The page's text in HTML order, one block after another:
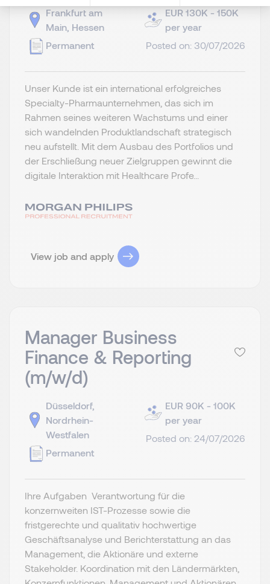
Frankfurt am
Main, Hessen
Permanent
EUR 130K - 150K
per year
Posted on: 30/07/2026
Unser Kunde ist ein international erfolgreiches
Specialty-Pharmaunternehmen, das sich im
Rahmen seines weiteren Wachstums und einer
sich wandelnden Produktlandschaft strategisch
neu aufstellt. Mit dem Ausbau des Portfolios und
der Erschließung neuer Zielgruppen gewinnt die
digitale Interaktion mit Healthcare Profe...
View job and apply
Manager Business
Finance & Reporting
(m/w/d)
Düsseldorf,
Nordrhein-
Westfalen
Permanent
EUR 90K - 100K
per year
Posted on: 24/07/2026
Ihre Aufgaben Verantwortung für die
konzernweiten IST-Prozesse sowie die
fristgerechte und qualitativ hochwertige
Geschäftsanalyse und Berichterstattung an das
Management, die Aktionäre und externe
Stakeholder. Koordination mit den Ländermärkten,